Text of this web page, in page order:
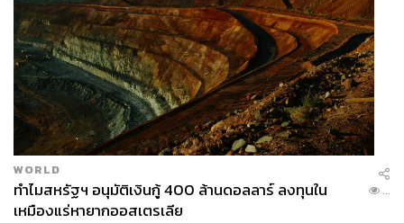
WORLD
ทำไมสหรัฐฯ อนุมัติเงินกู้ 400 ล้านดอลลาร์ ลงทุนใน
เหมืองแร่หายากออสเตรเลีย
...